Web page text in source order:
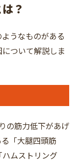
？
うなものがある
ついて解説しま
の筋力低下があげ
「大腿四頭筋
ハムストリング